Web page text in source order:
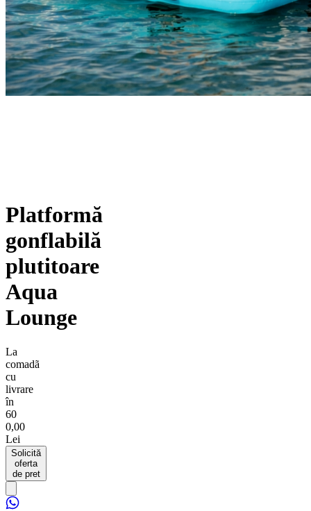
Platformă
gonflabilă
plutitoare
Aqua
Lounge
La
comadã
cu
livrare
în
60
0,00
Lei
Solicită
oferta
de pret